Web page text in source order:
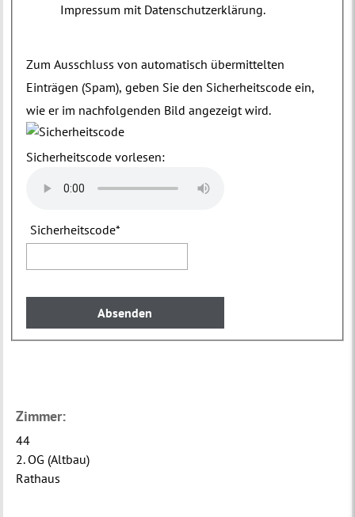
Impressum mit Datenschutzerklärung.
Zum Ausschluss von automatisch übermittelten
Einträgen (Spam), geben Sie den Sicherheitscode ein,
wie er im nachfolgenden Bild angezeigt wird.
Sicherheitscode vorlesen:
Sicherheitscode*
Zimmer:
44
2. OG (Altbau)
Rathaus